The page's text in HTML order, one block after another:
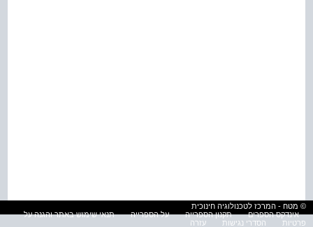
© מטח - המרכז לטכנולוגיה חינוכית
אינדקס הספרים
תקנון הספרייה על הספרייה
תנאי שימוש באתר והגנה על
פרטיות
הסדרי נגישות עזרה